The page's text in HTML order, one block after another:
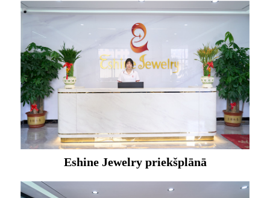
Eshine Jewelry priekšplānā